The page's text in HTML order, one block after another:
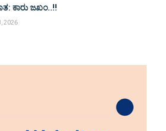
ಕಾರು ಜಖಂ..!!
2026